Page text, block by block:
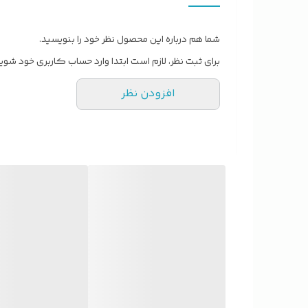
شما هم درباره این محصول نظر خود را بنویسید.
برای ثبت نظر، لازم است ابتدا وارد حساب کاربری خود
افزودن نظر